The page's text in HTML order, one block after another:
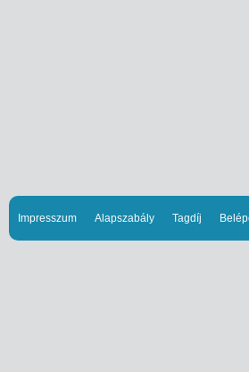
Impresszum Alapszabály Tagdíj